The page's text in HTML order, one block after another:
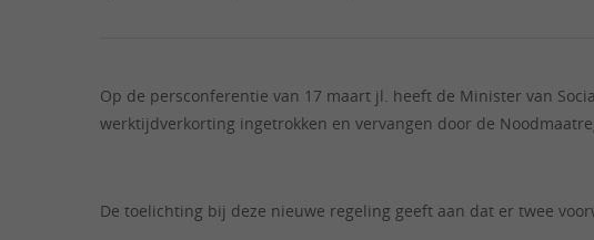
Op de persconferentie van 17 maart jl. heeft de Minister van
werktijdverkorting ingetrokken en vervangen door de
De toelichting bij deze nieuwe regeling geeft aan dat er twee